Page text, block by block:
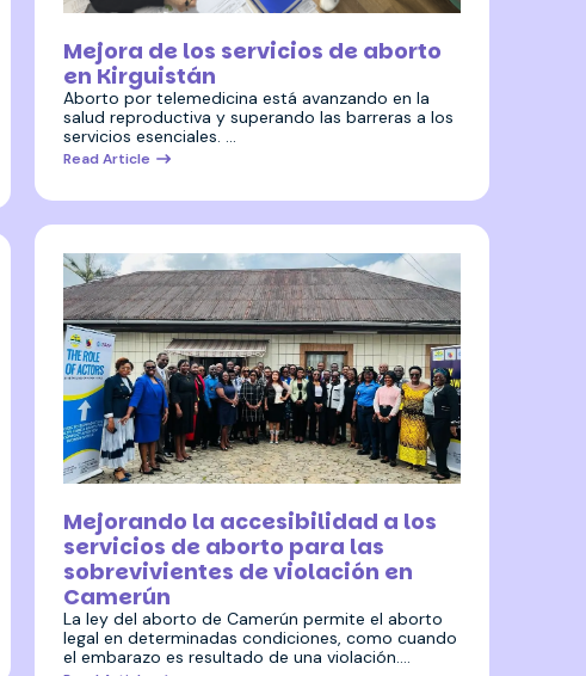
Mejora de los servicios de aborto
en Kirguistán
Aborto por telemedicina está avanzando en la
salud reproductiva y superando las barreras a los
servicios esenciales. …
Read Article
Mejorando la accesibilidad a los
servicios de aborto para las
sobrevivientes de violación en
Camerún
La ley del aborto de Camerún permite el aborto
legal en determinadas condiciones, como cuando
el embarazo es resultado de una violación.…